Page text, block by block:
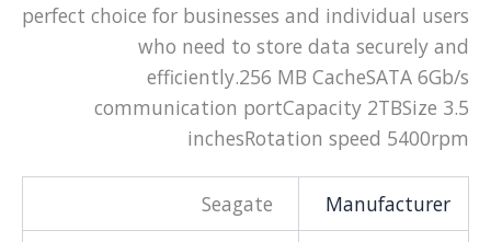
perfect choice for businesses and individual users
who need to store data securely and
efficiently.256 MB CacheSATA 6Gb/s
communication portCapacity 2TBSize 3.5
inchesRotation speed 5400rpm
Manufacturer
Seagate